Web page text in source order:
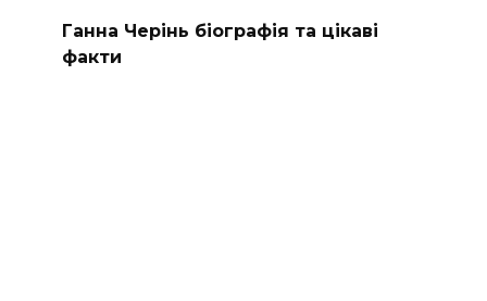
Ганна Черінь біографія та цікаві
факти